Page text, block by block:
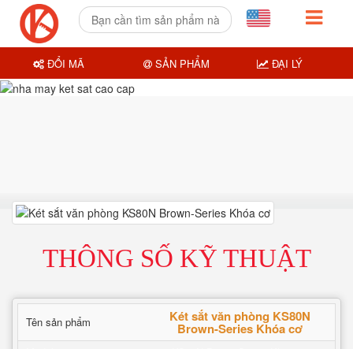
THÔNG SỐ KỸ THUẬT
Tên sản phẩm Két sắt văn phòng KS80N
Brown-Series Khóa cơ
ĐỔI MÃ SẢN PHẨM ĐẠI LÝ